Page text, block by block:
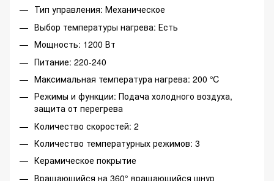
Тип управления: Механическое
Выбор температуры нагрева: Есть
Мощность: 1200 Вт
Питание: 220-240
Максимальная температура нагрева: 200 ℃
Режимы и функции: Подача холодного воздуха,
защита от перегрева
Количество скоростей: 2
Количество температурных режимов: 3
Керамическое покрытие
Вращающийся на 360° вращающийся шнур